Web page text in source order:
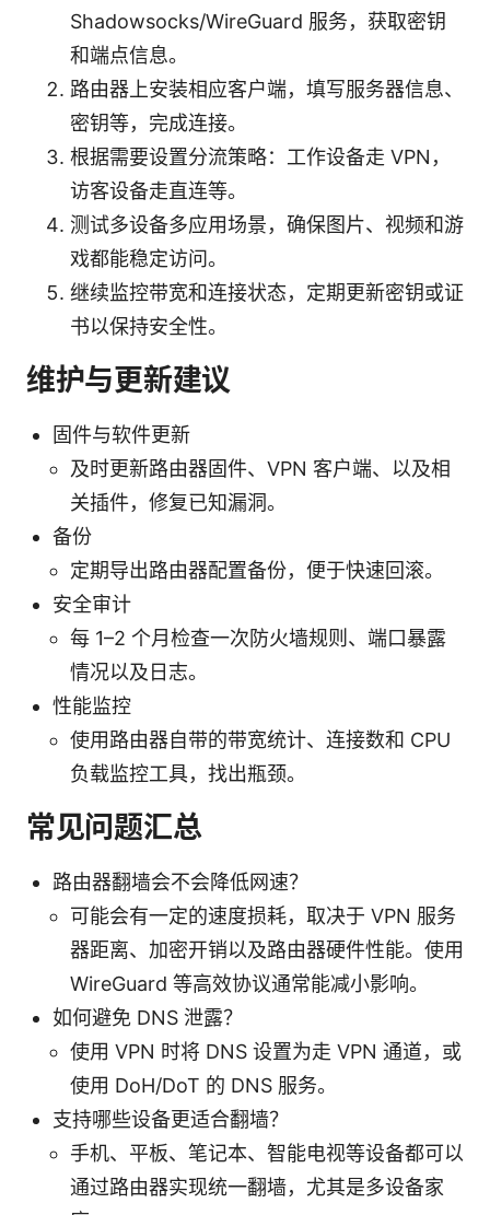
Shadowsocks/WireGuard 服务，获取密钥
和端点信息。
路由器上安装相应客户端，填写服务器信息、
密钥等，完成连接。
根据需要设置分流策略：工作设备走 VPN，
访客设备走直连等。
测试多设备多应用场景，确保图片、视频和游
戏都能稳定访问。
继续监控带宽和连接状态，定期更新密钥或证
书以保持安全性。
维护与更新建议
固件与软件更新
及时更新路由器固件、VPN 客户端、以及相
关插件，修复已知漏洞。
备份
定期导出路由器配置备份，便于快速回滚。
安全审计
每 1–2 个月检查一次防火墙规则、端口暴露
情况以及日志。
性能监控
使用路由器自带的带宽统计、连接数和 CPU
负载监控工具，找出瓶颈。
常见问题汇总
路由器翻墙会不会降低网速？
可能会有一定的速度损耗，取决于 VPN 服务
器距离、加密开销以及路由器硬件性能。使用
WireGuard 等高效协议通常能减小影响。
如何避免 DNS 泄露？
使用 VPN 时将 DNS 设置为走 VPN 通道，或
使用 DoH/DoT 的 DNS 服务。
支持哪些设备更适合翻墙？
手机、平板、笔记本、智能电视等设备都可以
通过路由器实现统一翻墙，尤其是多设备家